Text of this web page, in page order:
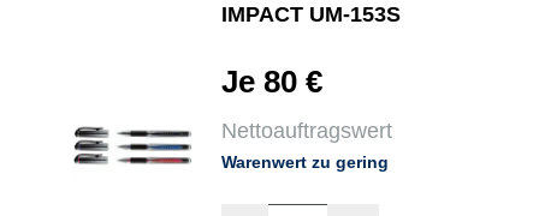
IMPACT UM-153S
Je 80 €
Nettoauftragswert
Warenwert zu gering